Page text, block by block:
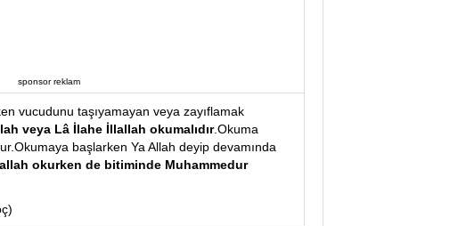
sponsor reklam
vucudunu taşıyamayan veya zayıflamak
veya Lâ İlahe İllallah okumalıdır.Okuma
başlarken Ya Allah deyip devamında
okurken de bitiminde Muhammedur